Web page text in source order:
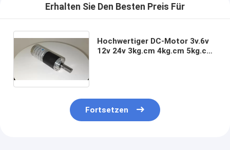
Erhalten Sie Den Besten Preis Für
Hochwertiger DC-Motor 3v.6v
12v 24v 3kg.cm 4kg.cm 5kg.cm
Fortsetzen